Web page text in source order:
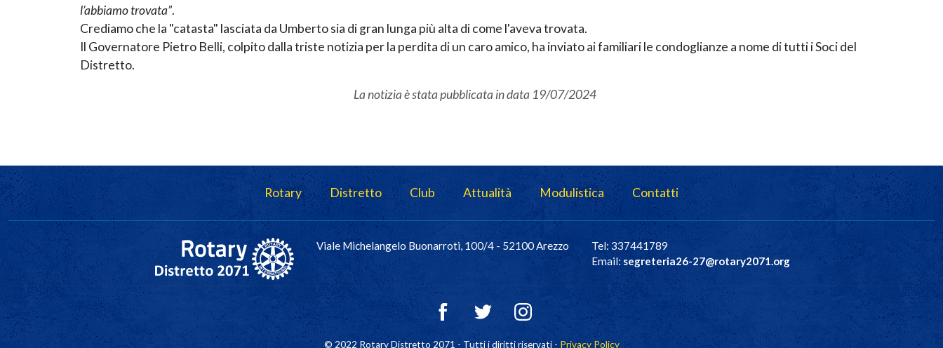
l’abbiamo trovata”.
Crediamo che la "catasta" lasciata da Umberto sia di gran lunga più alta di come l'aveva trovata.
Il Governatore Pietro Belli, colpito dalla triste notizia per la perdita di un caro amico, ha inviato ai familiari le condoglianze a nome di tutti i Soci del
Distretto.
La notizia è stata pubblicata in data 19/07/2024
Navigazione principale Rotary Distretto Club Attualità Modulistica Contatti
Viale Michelangelo Buonarroti, 100/4 - 52100 Arezzo
Tel: 337441789
Email: segreteria26-27@rotary2071.org
© 2022 Rotary Distretto 2071 - Tutti i diritti riservati - Privacy Policy